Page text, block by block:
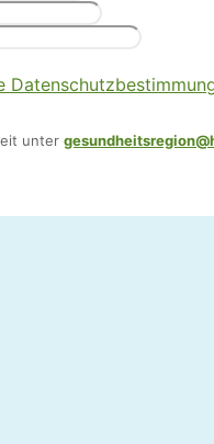
unter